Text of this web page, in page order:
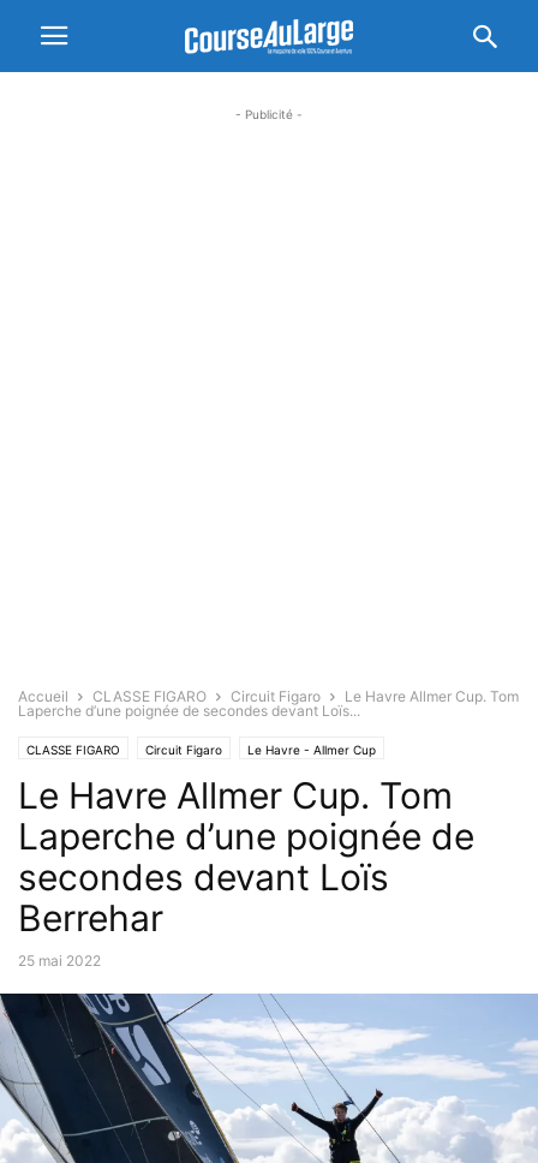
- Publicité -
Accueil CLASSE FIGARO Circuit Figaro
Le Havre Allmer Cup. Tom
Laperche d’une poignée de secondes devant Loïs...
CLASSE FIGARO Circuit Figaro Le Havre - Allmer Cup
Le Havre Allmer Cup. Tom
Laperche d’une poignée de
secondes devant Loïs
Berrehar
25 mai 2022